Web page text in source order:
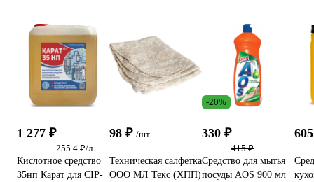
1 277 ₽
255.4 ₽/л
Кислотное средство
35нп Карат для CIP-
98 ₽ /шт
Техническая салфетка
ООО МЛ Текс (ХПП)
-20%
330 ₽
415 ₽
Средство для мытья
посуды AOS 900 мл